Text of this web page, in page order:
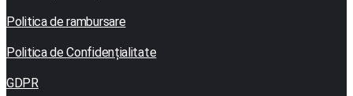
Politica de rambursare
Politica de Confidențialitate
GDPR